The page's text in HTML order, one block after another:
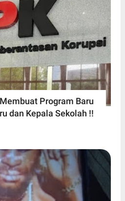
Program Baru
dan Kepala Sekolah !!